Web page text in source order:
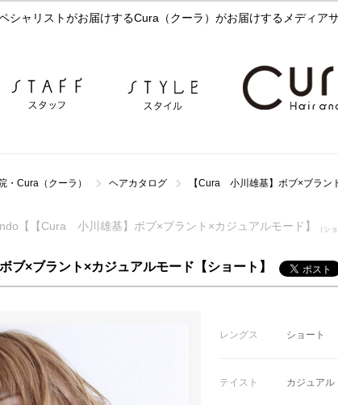
シャリストがお届けするCura（クーラ）がお届けするメディ
・Cura（クーラ） ヘアカタログ 【Cura 小川雄基】ボブ×ブラン
【【Cura 小川雄基】ボブ×ブラント×カジュアルモード】 （シ
ボブ×ブラント×カジュアルモード【ショート】
レングス ショート
テイスト カジュアル